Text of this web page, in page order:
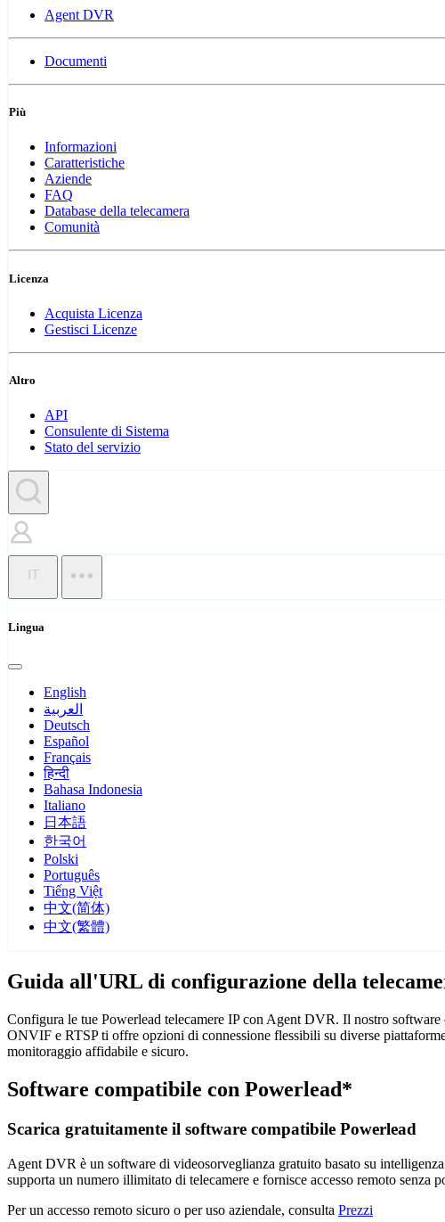
Agent DVR
Documenti
Più
Informazioni
Caratteristiche
Aziende
FAQ
Database della telecamera
Comunità
Licenza
Acquista Licenza
Gestisci Licenze
Altro
API
Consulente di Sistema
Stato del servizio
IT
Lingua
English
العربية
Deutsch
Español
Français
हिन्दी
Bahasa Indonesia
Italiano
日本語
한국어
Polski
Português
Tiếng Việt
中文(简体)
中文(繁體)
Guida all'URL di configurazione della
Configura le tue Powerlead telecamere IP con Agent DVR. Il nostro
ONVIF e RTSP ti offre opzioni di connessione flessibili su diverse
monitoraggio affidabile e sicuro.
Software compatibile con Powerlead*
Scarica gratuitamente il software compatibile Powerlead
Agent DVR è un software di videosorveglianza gratuito basato su
supporta un numero illimitato di telecamere e fornisce accesso remoto
Per un accesso remoto sicuro o per uso aziendale, consulta Prezzi